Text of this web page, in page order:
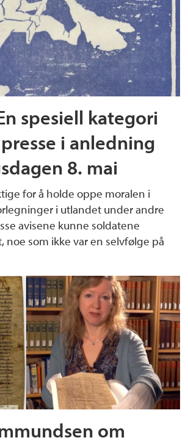
spesiell kategori
i anledning
8. mai
for å holde oppe moralen i
i utlandet under andre
avisene kunne soldatene
noe som ikke var en selvfølge på
om